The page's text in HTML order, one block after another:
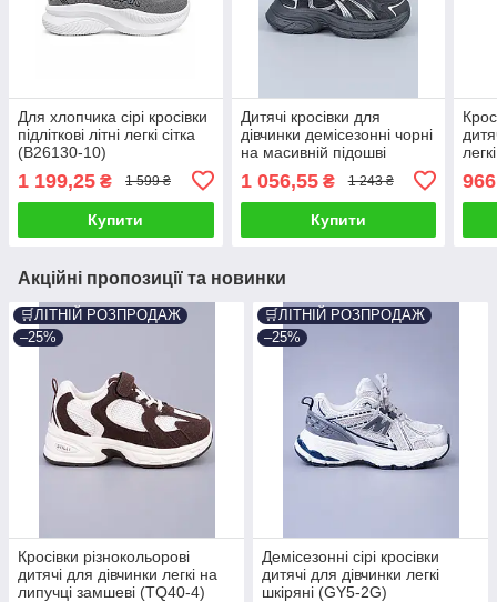
Для хлопчика сірі кросівки
підліткові літні легкі сітка
(B26130-10)
1 199,25 ₴ 1 599 ₴
Купити
Дитячі кросівки для
дівчинки демісезонні чорні
на масивній підошві
1 056,55₴ 1 243 ₴
Купити
Акційні пропозиції та новинки
🛒ЛІТНІЙ РОЗПРОДАЖ
–25%
Кросівки різнокольорові
дитячі для дівчинки легкі на
липучці замшеві (TQ40-4)
🛒ЛІТНІЙ РОЗПРОДАЖ
–25%
Демісезонні сірі кросівки
дитячі для дівчинки легкі
шкіряні (GY5-2G)